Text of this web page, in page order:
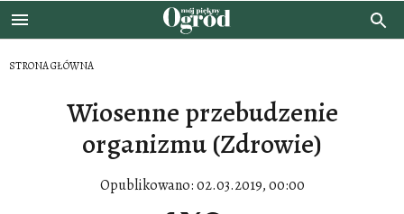
STRONA GŁÓWNA
Wiosenne przebudzenie
organizmu (Zdrowie)
Opublikowano:02.03.2019, 00:00